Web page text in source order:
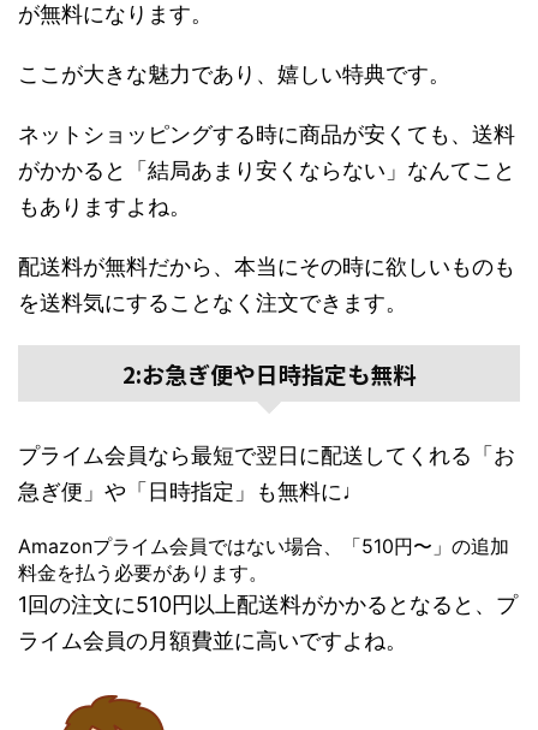
が無料になります。
ここが大きな魅力であり、嬉しい特典です。
ネットショッピングする時に商品が安くても、送料
がかかると「結局あまり安くならない」なんてこと
もありますよね。
配送料が無料だから、本当にその時に欲しいものも
を送料気にすることなく注文できます。
2:お急ぎ便や日時指定も無料
プライム会員なら最短で翌日に配送してくれる「お
急ぎ便」や「日時指定」も無料に♩
Amazonプライム会員ではない場合、「510円〜」の追加
料金を払う必要があります。
1回の注文に510円以上配送料がかかるとなると、プ
ライム会員の月額費並に高いですよね。